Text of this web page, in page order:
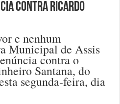
contra Ricardo
e nenhum
Municipal de Assis
contra o
Santana, do
segunda-feira, dia